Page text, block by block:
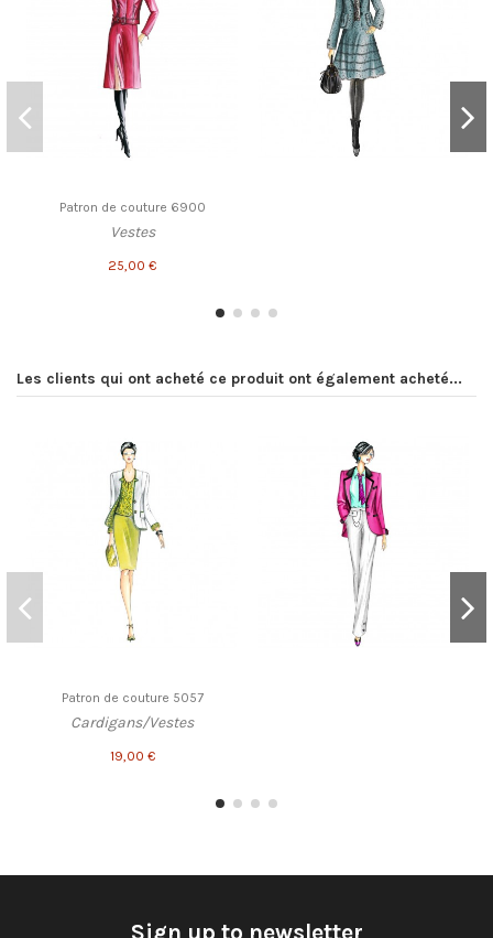
Patron de couture 6900
Vestes
25,00 €
Les clients qui ont acheté ce produit ont également acheté...
Patron de couture 5057
Cardigans/Vestes
19,00 €